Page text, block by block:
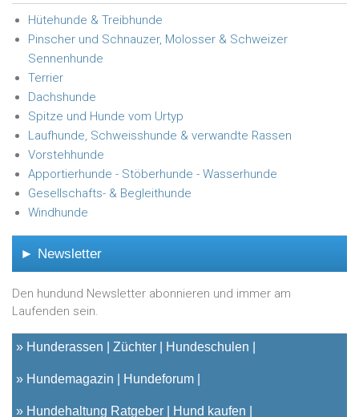
Hütehunde & Treibhunde
Pinscher und Schnauzer, Molosser & Schweizer
Sennenhunde
Terrier
Dachshunde
Spitze und Hunde vom Urtyp
Laufhunde, Schweisshunde & verwandte Rassen
Vorstehhunde
Apportierhunde - Stöberhunde - Wasserhunde
Gesellschafts- & Begleithunde
Windhunde
► Newsletter
Den hundund Newsletter abonnieren und immer am
Laufenden sein.
» Hunderassen Züchter Hundeschulen
» Hundemagazin Hundeforum
» Hundehaltung Ratgeber Hund kaufen